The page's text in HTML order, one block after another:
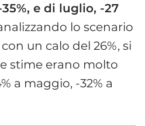
e di luglio, -27
lo scenario
un calo del 26%, si
stime erano molto
a maggio, -32% a